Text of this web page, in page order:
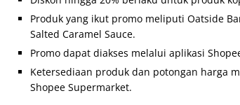
Produk yang ikut promo meliputi Oatside
Salted Caramel Sauce.
Promo dapat diakses melalui aplikasi
Ketersediaan produk dan potongan harga
Shopee Supermarket.